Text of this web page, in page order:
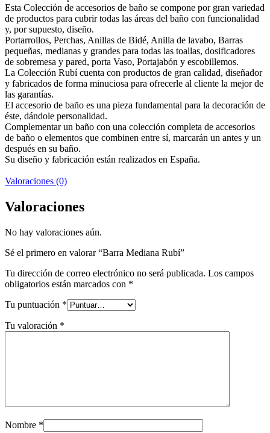
Esta Colección de accesorios de baño se compone por gran variedad
de productos para cubrir todas las áreas del baño con funcionalidad
y, por supuesto, diseño.
Portarrollos, Perchas, Anillas de Bidé, Anilla de lavabo, Barras
pequeñas, medianas y grandes para todas las toallas, dosificadores
de sobremesa y pared, porta Vaso, Portajabón y escobillemos.
La Colección Rubí cuenta con productos de gran calidad, diseñador
y fabricados de forma minuciosa para ofrecerle al cliente la mejor de
las garantías.
El accesorio de baño es una pieza fundamental para la decoración de
éste, dándole personalidad.
Complementar un baño con una colección completa de accesorios
de baño o elementos que combinen entre sí, marcarán un antes y un
después en su baño.
Su diseño y fabricación están realizados en España.
Valoraciones (0)
Valoraciones
No hay valoraciones aún.
Sé el primero en valorar “Barra Mediana Rubí”
Tu dirección de correo electrónico no será publicada. Los campos
obligatorios están marcados con *
Tu puntuación *
Tu valoración *
Nombre *